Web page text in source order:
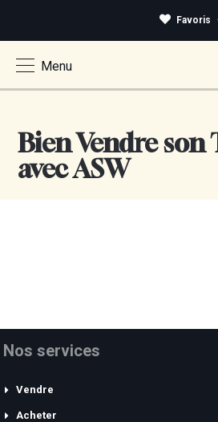
Favoris
Menu
Bien Vendre son
avec ASW
Nos services
Vendre
Acheter